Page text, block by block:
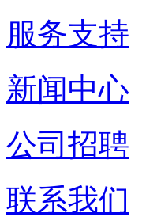
服务支持
新闻中心
公司招聘
联系我们